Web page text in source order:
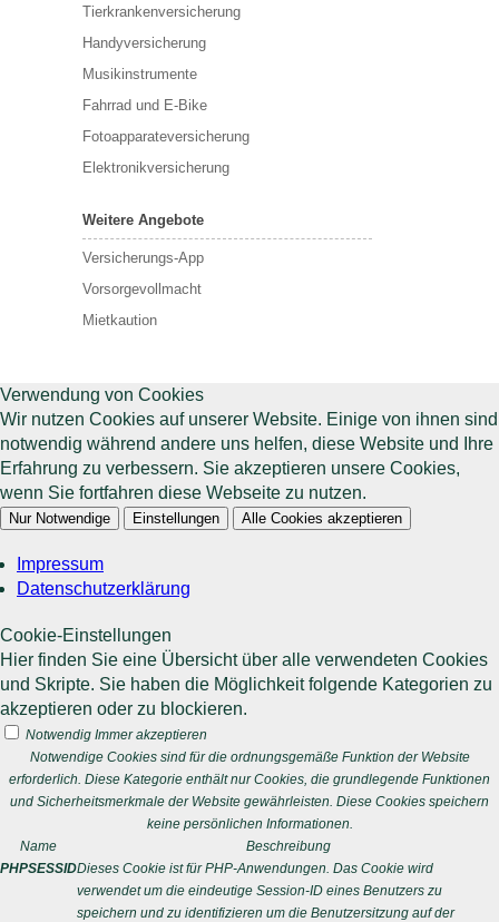
Tierkrankenversicherung
Handyversicherung
Musikinstrumente
Fahrrad und E-Bike
Fotoapparateversicherung
Elektronikversicherung
Weitere Angebote
Versicherungs-App
Vorsorgevollmacht
Mietkaution
Verwendung von Cookies
Wir nutzen Cookies auf unserer Website. Einige von ihnen sind
notwendig während andere uns helfen, diese Website und Ihre
Erfahrung zu verbessern. Sie akzeptieren unsere Cookies,
wenn Sie fortfahren diese Webseite zu nutzen.
Nur Notwendige Einstellungen Alle Cookies akzeptieren
Impressum
Datenschutzerklärung
Cookie-Einstellungen
Hier finden Sie eine Übersicht über alle verwendeten Cookies
und Skripte. Sie haben die Möglichkeit folgende Kategorien zu
akzeptieren oder zu blockieren.
Notwendig Immer akzeptieren
Notwendige Cookies sind für die ordnungsgemäße Funktion der Website
erforderlich. Diese Kategorie enthält nur Cookies, die grundlegende Funktionen
und Sicherheitsmerkmale der Website gewährleisten. Diese Cookies speichern
keine persönlichen Informationen.
Name
Beschreibung
PHPSESSIDDieses Cookie ist für PHP-Anwendungen. Das Cookie wird
verwendet um die eindeutige Session-ID eines Benutzers zu
speichern und zu identifizieren um die Benutzersitzung auf der